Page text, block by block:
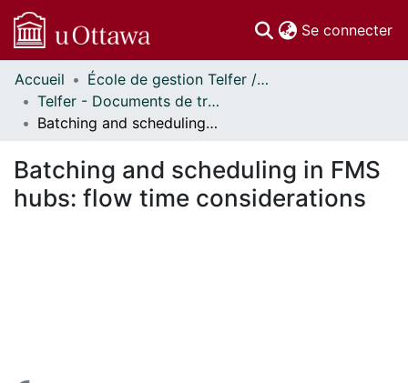
Se connecter
Communautés
et collections
Parcourir
À propos
Accueil
École de gestion Telfer // Telfer School of Management
Telfer - Documents de travail // Telfer - Working Papers
Batching and scheduling in FMS hubs: flow time considerations
Batching and scheduling in FMS
hubs: flow time considerations